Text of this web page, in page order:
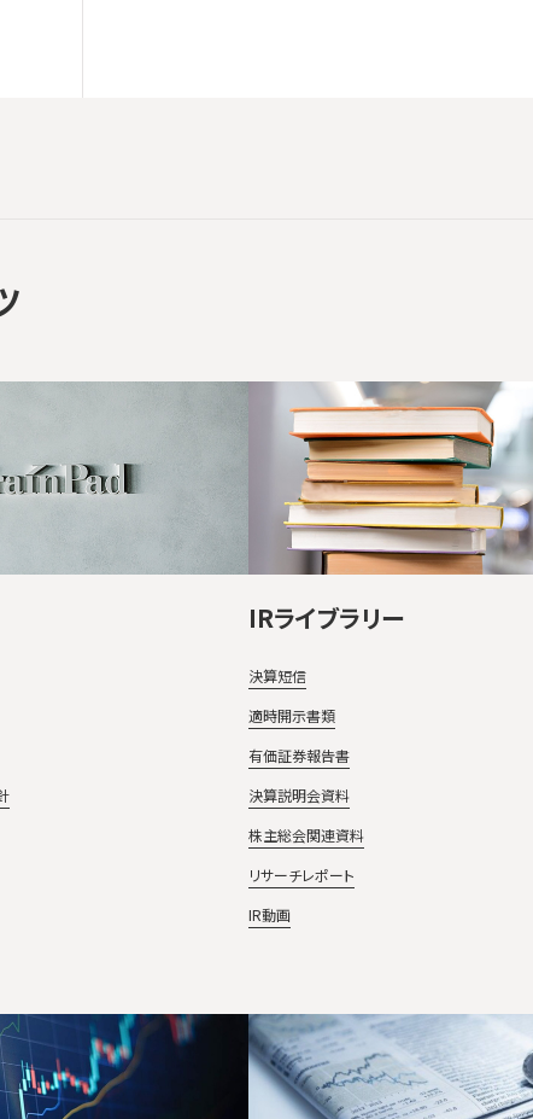
IRライブラリー
決算短信
適時開示書類
有価証券報告書
決算説明会資料
株主総会関連資料
リサーチレポート
IR動画